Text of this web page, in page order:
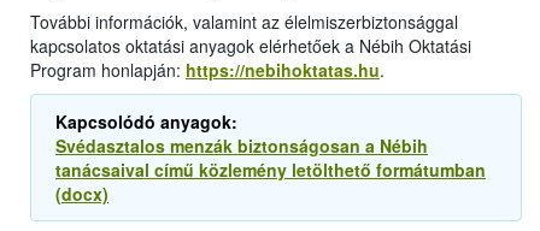
További információk, valamint az élelmiszerbiztonsággal
kapcsolatos oktatási anyagok elérhetőek a Nébih Oktatási
Program honlapján: https://nebihoktatas.hu.
Kapcsolódó anyagok:
Svédasztalos menzák biztonságosan a Nébih
tanácsaival című közlemény letölthető formátumban
(docx)